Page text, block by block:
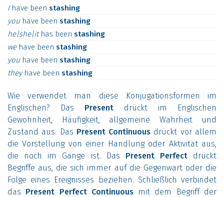
I have been stashing
you have been stashing
he|she|it has been stashing
we have been stashing
you have been stashing
they have been stashing
Wie verwendet man diese Konjugationsformen im
Englischen? Das Present drückt im Englischen
Gewohnheit, Häufigkeit, allgemeine Wahrheit und
Zustand aus. Das Present Continuous drückt vor allem
die Vorstellung von einer Handlung oder Aktivität aus,
die noch im Gange ist. Das Present Perfectdrückt
Begriffe aus, die sich immer auf die Gegenwart oder die
Folge eines Ereignisses beziehen. Schließlich verbindet
das Present Perfect Continuousmit dem Begriff der